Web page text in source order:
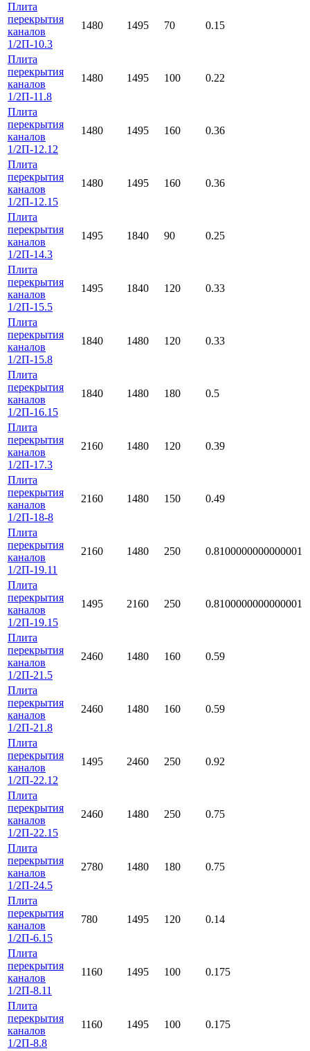
Плита
перекрытия
каналов
1/2П-10.3
1480 1495 70 0.15
Плита
перекрытия
каналов
1/2П-11.8
1480 1495 100 0.22
Плита
перекрытия
каналов
1/2П-12.12
1480 1495 160 0.36
Плита
перекрытия
каналов
1/2П-12.15
1480 1495 160 0.36
Плита
перекрытия
каналов
1/2П-14.3
1495 1840 90 0.25
Плита
перекрытия
каналов
1/2П-15.5
1495 1840 120 0.33
Плита
перекрытия
каналов
1/2П-15.8
1840 1480 120 0.33
Плита
перекрытия
каналов
1/2П-16.15
1840 1480 180 0.5
Плита
перекрытия
каналов
1/2П-17.3
2160 1480 120 0.39
Плита
перекрытия
каналов
1/2П-18-8
2160 1480 150 0.49
Плита
перекрытия
каналов
1/2П-19.11
2160 1480 250 0.8100000000000001
Плита
перекрытия
каналов
1/2П-19.15
1495 2160 250 0.8100000000000001
Плита
перекрытия
каналов
1/2П-21.5
2460 1480 160 0.59
Плита
перекрытия
каналов
1/2П-21.8
2460 1480 160 0.59
Плита
перекрытия
каналов
1/2П-22.12
1495 2460 250 0.92
Плита
перекрытия
каналов
1/2П-22.15
2460 1480 250 0.75
Плита
перекрытия
каналов
1/2П-24.5
2780 1480 180 0.75
Плита
перекрытия
каналов
1/2П-6.15
780 1495 120 0.14
Плита
перекрытия
каналов
1/2П-8.11
1160 1495 100 0.175
Плита
перекрытия
каналов
1/2П-8.8
1160 1495 100 0.175